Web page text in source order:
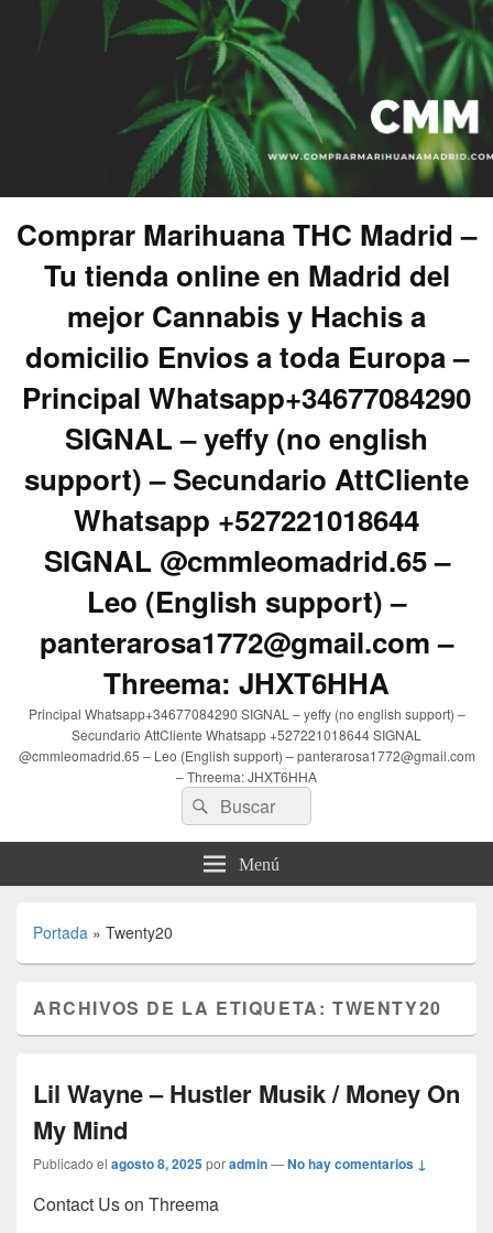
Comprar Marihuana THC Madrid –
Tu tienda online en Madrid del
mejor Cannabis y Hachis a
domicilio Envios a toda Europa –
Principal Whatsapp+34677084290
SIGNAL – yeffy (no english
support) – Secundario AttCliente
Whatsapp +527221018644
SIGNAL @cmmleomadrid.65 –
Leo (English support) –
panterarosa1772@gmail.com –
Threema: JHXT6HHA
Principal Whatsapp+34677084290 SIGNAL – yeffy (no english support) –
Secundario AttCliente Whatsapp +527221018644 SIGNAL
@cmmleomadrid.65 – Leo (English support) – panterarosa1772@gmail.com
– Threema: JHXT6HHA
Buscar
por:
Buscar
Menú
Portada » Twenty20
ARCHIVOS DE LA ETIQUETA:TWENTY20
Lil Wayne – Hustler Musik / Money On
My Mind
Publicado el agosto 8, 2025poradmin—No hay comentarios ↓
Contact Us on Threema